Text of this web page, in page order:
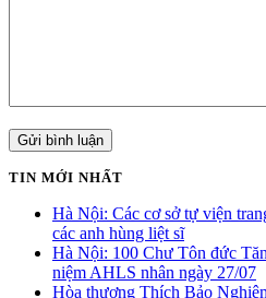
TIN MỚI NHẤT
Hà Nội: Các cơ sở tự viện
các anh hùng liệt sĩ
Hà Nội: 100 Chư Tôn đức
niệm AHLS nhân ngày 27/07
Hòa thượng Thích Bảo